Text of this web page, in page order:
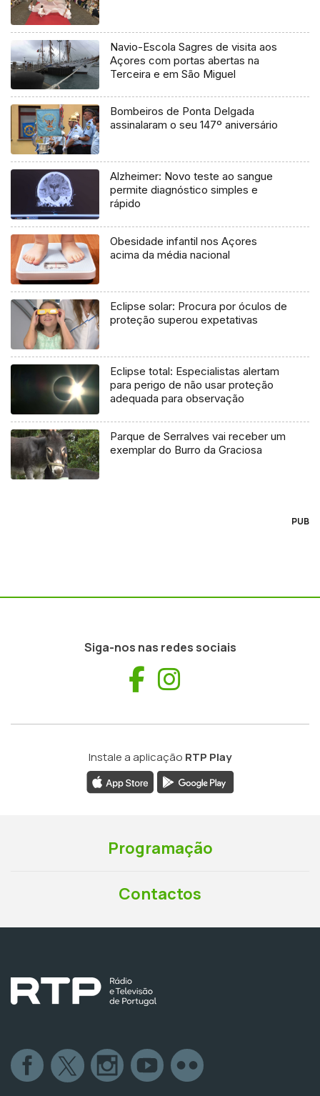
Navio-Escola Sagres de visita aos
Açores com portas abertas na
Terceira e em São Miguel
Bombeiros de Ponta Delgada
assinalaram o seu 147º aniversário
Alzheimer: Novo teste ao sangue
permite diagnóstico simples e
rápido
Obesidade infantil nos Açores
acima da média nacional
Eclipse solar: Procura por óculos de
proteção superou expetativas
Eclipse total: Especialistas alertam
para perigo de não usar proteção
adequada para observação
Parque de Serralves vai receber um
exemplar do Burro da Graciosa
PUB
Siga-nos nas redes sociais
Facebook
Instale a aplicação RTP Play
Programação
Contactos